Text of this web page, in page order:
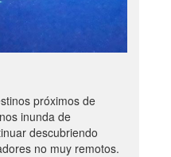
próximos de
inunda de
descubriendo
no muy remotos.